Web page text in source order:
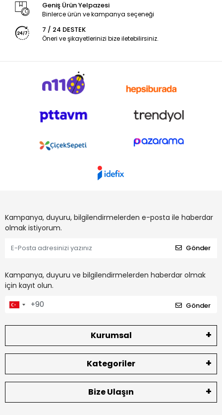
Geniş Ürün Yelpazesi
Binlerce ürün ve kampanya seçeneği
7 / 24 DESTEK
Öneri ve şikayetlerinizi bize iletebilirsiniz.
Kampanya, duyuru, bilgilendirmelerden e-posta ile haberdar
olmak istiyorum.
Gönder
Kampanya, duyuru ve bilgilendirmelerden haberdar olmak
için kayıt olun.
Gönder
Kurumsal
Kategoriler
Bize Ulaşın